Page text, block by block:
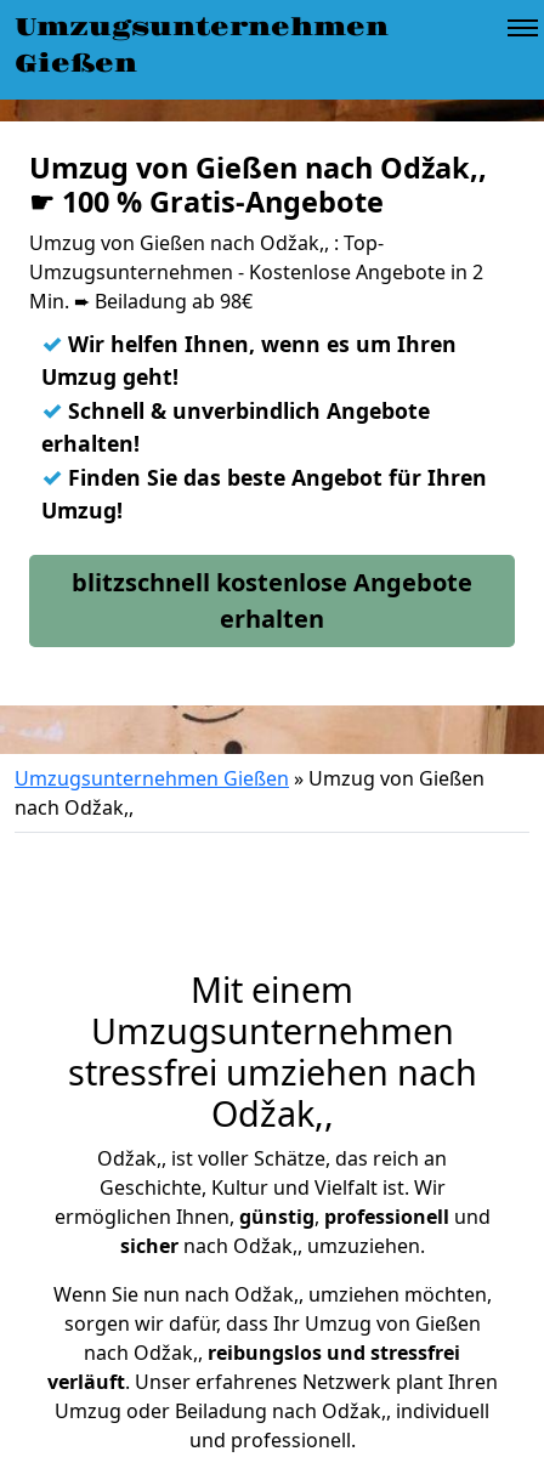
Umzugsunternehmen
Gießen
Umzug von Gießen nach Odžak,,
☛ 100 % Gratis-Angebote
Umzug von Gießen nach Odžak,, : Top-
Umzugsunternehmen - Kostenlose Angebote in 2
Min. ➨ Beiladung ab 98€
✓ Wir helfen Ihnen, wenn es um Ihren
Umzug geht!
✓ Schnell & unverbindlich Angebote
erhalten!
✓ Finden Sie das beste Angebot für Ihren
Umzug!
blitzschnell kostenlose Angebote
erhalten
Umzugsunternehmen Gießen » Umzug von Gießen
nach Odžak,,
Mit einem
Umzugsunternehmen
stressfrei umziehen nach
Odžak,,
Odžak,, ist voller Schätze, das reich an
Geschichte, Kultur und Vielfalt ist. Wir
ermöglichen Ihnen, günstig, professionell und
sichernach Odžak,, umzuziehen.
Wenn Sie nun nach Odžak,, umziehen möchten,
sorgen wir dafür, dass Ihr Umzug von Gießen
nach Odžak,, reibungslos und stressfrei
verläuft. Unser erfahrenes Netzwerk plant Ihren
Umzug oder Beiladung nach Odžak,, individuell
und professionell.